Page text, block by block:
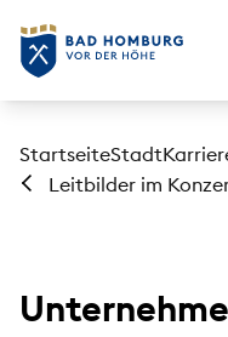
StartseiteStadt
Leitbilder im